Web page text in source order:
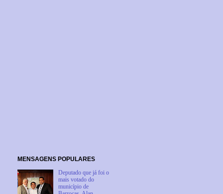
MENSAGENS POPULARES
Deputado que já foi o
mais votado do
município de